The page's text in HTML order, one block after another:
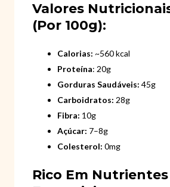
Valores
(por 100g):
Calorias: ~560 kcal
Proteína: 20g
Gorduras Saudáveis: 45g
Carboidratos: 28g
Fibra: 10g
Açúcar: 7–8g
Colesterol: 0mg
Rico Em Nutrientes